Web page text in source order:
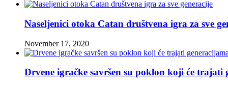
Naseljenici otoka Catan društvena igra za sve
November 17, 2020
Drvene igračke savršen su poklon koji će trajati